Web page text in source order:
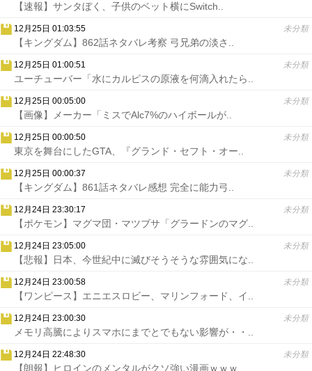
【速報】サンタぼく、子供のベット横にSwitch..
12月25日 01:03:55 未分類
【キングダム】862話ネタバレ考察 弓兄弟の淡さ..
12月25日 01:00:51 未分類
ユーチューバー「水にカルピスの原液を何滴入れたら..
12月25日 00:05:00 未分類
【画像】メーカー「ミスでAlc7%のハイボールが..
12月25日 00:00:50 未分類
東京を舞台にしたGTA、『グランド・セフト・オー..
12月25日 00:00:37 未分類
【キングダム】861話ネタバレ感想 完全に能力弓..
12月24日 23:30:17 未分類
【ポケモン】マグマ団・マツブサ「グラードンのマグ..
12月24日 23:05:00 未分類
【悲報】日本、今世紀中に滅びそうそうな雰囲気にな..
12月24日 23:00:58 未分類
【ワンピース】エニエスロビー、マリンフォード、イ..
12月24日 23:00:30 未分類
メモリ高騰によりスマホにまでとでもない影響が・・..
12月24日 22:48:30 未分類
【朗報】ヒロインのメンタルがクソ強い漫画ｗｗｗ..